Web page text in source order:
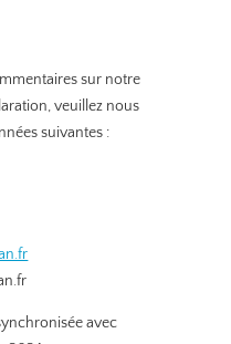
sur notre
veuillez nous
suivantes :
avec